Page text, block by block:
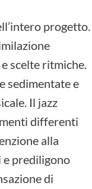
progetto.
scelte ritmiche.
sedimentate e
Il jazz
differenti
alla
e prediligono
di